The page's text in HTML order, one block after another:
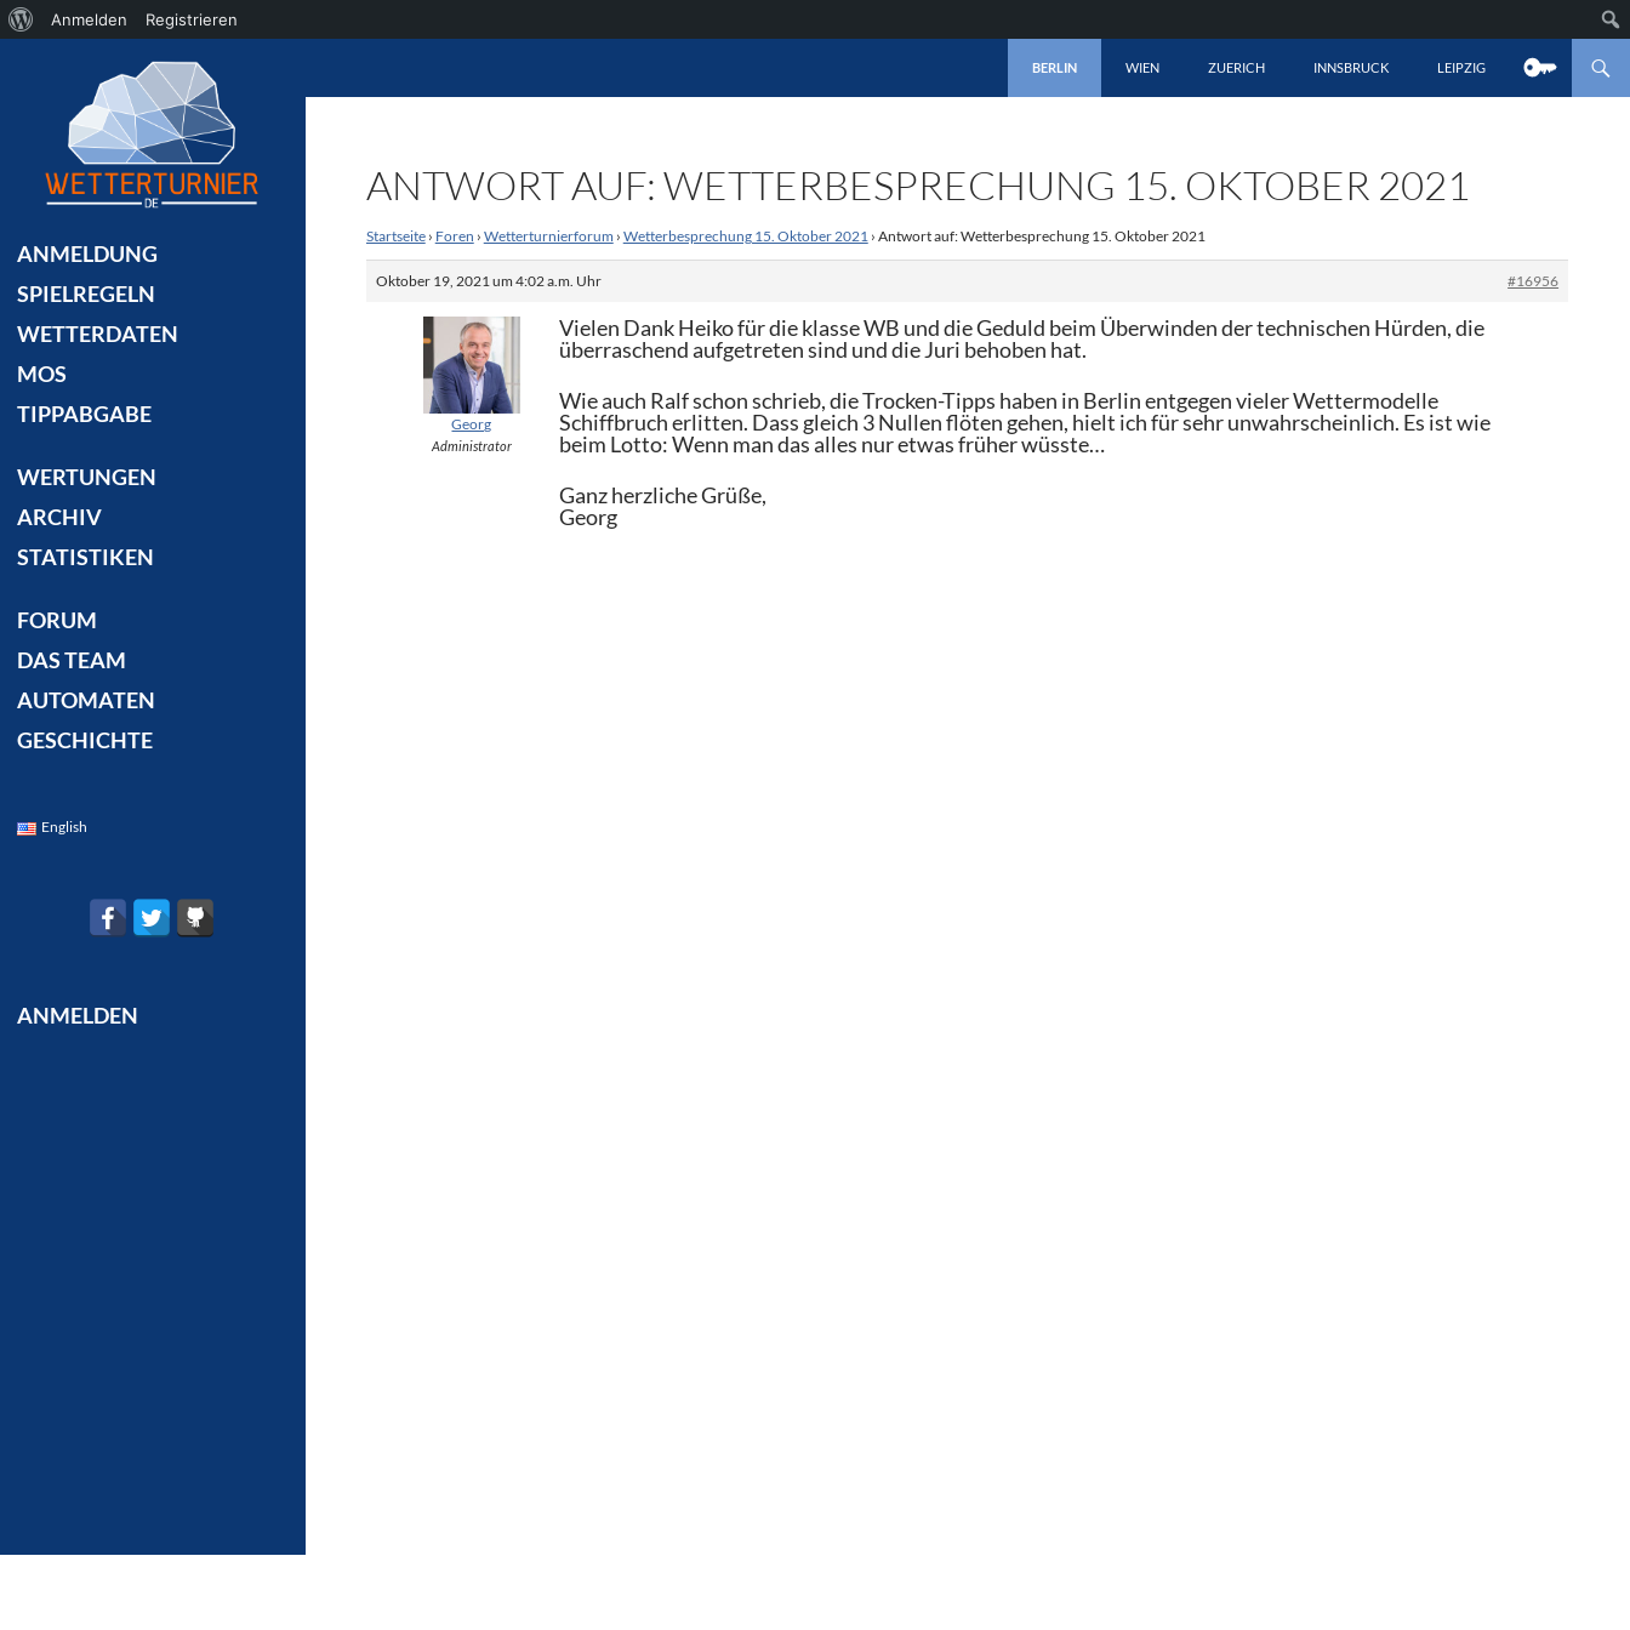
BERLIN
WIEN ZUERICH INNSBRUCK LEIPZIG
ANTWORT AUF: WETTERBESPRECHUNG 15. OKTOBER 2021
Startseite › Foren › Wetterturnierforum › Wetterbesprechung 15. Oktober 2021 › Antwort auf: Wetterbesprechung 15. Oktober 2021
Oktober 19, 2021 um 4:02 a.m. Uhr #16956
Georg
Administrator
Vielen Dank Heiko für die klasse WB und die Geduld beim Überwinden der technischen Hürden, die
überraschend aufgetreten sind und die Juri behoben hat.
Wie auch Ralf schon schrieb, die Trocken-Tipps haben in Berlin entgegen vieler Wettermodelle
Schiffbruch erlitten. Dass gleich 3 Nullen flöten gehen, hielt ich für sehr unwahrscheinlich. Es ist wie
beim Lotto: Wenn man das alles nur etwas früher wüsste…
Ganz herzliche Grüße,
Georg
ANMELDUNG
SPIELREGELN
WETTERDATEN
MOS
TIPPABGABE
WERTUNGEN
ARCHIV
STATISTIKEN
FORUM
DAS TEAM
AUTOMATEN
GESCHICHTE
English
ANMELDEN
Über
Anmelden Registrieren